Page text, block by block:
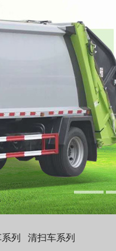
列 清扫车系列